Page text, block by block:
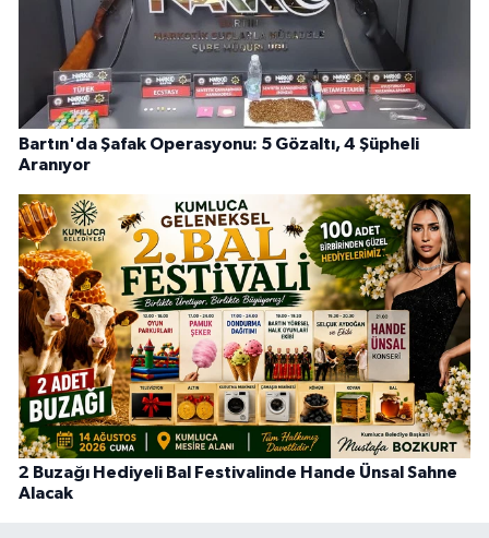
Bartın'da Şafak Operasyonu: 5 Gözaltı, 4 Şüpheli
Aranıyor
2 Buzağı Hediyeli Bal Festivalinde Hande Ünsal Sahne
Alacak